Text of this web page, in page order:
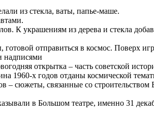
из стекла, ваты, папье-маше.
К украшениям из дерева и стекла
отправиться в космос. Поверх
надписями
открытка – часть советской
1960-х годов отданы космической
– сюжеты, связанные со
в Большом театре, именно 31